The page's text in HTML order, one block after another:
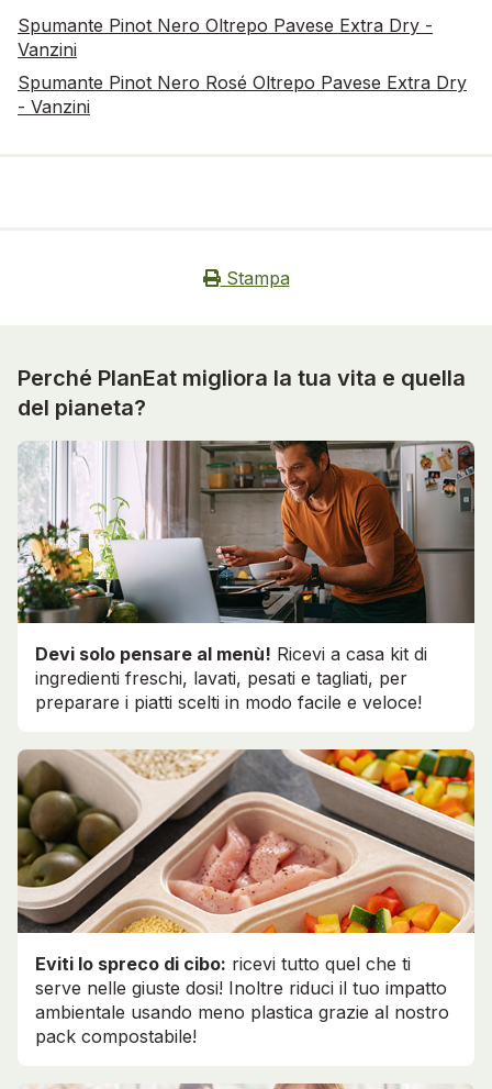
Spumante Pinot Nero Oltrepo Pavese Extra Dry -
Vanzini
Spumante Pinot Nero Rosé Oltrepo Pavese Extra Dry
- Vanzini
Stampa
Perché PlanEat migliora la tua vita e quella
del pianeta?
Devi solo pensare al menù! Ricevi a casa kit di
ingredienti freschi, lavati, pesati e tagliati, per
preparare i piatti scelti in modo facile e veloce!
Eviti lo spreco di cibo: ricevi tutto quel che ti
serve nelle giuste dosi! Inoltre riduci il tuo impatto
ambientale usando meno plastica grazie al nostro
pack compostabile!